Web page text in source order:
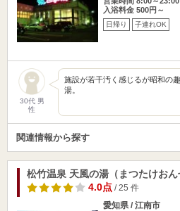
入浴料金 500円～
日帰り 子連れOK
30代 男
性
施設が若干汚く感じるが昭和の
湯。
関連情報から探す
松竹温泉 天風の湯（まつたけおん
4.0点/ 25 件
愛知県 / 江南市